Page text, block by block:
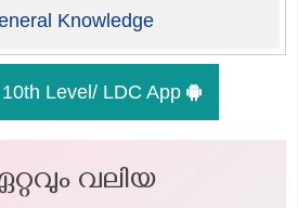
Knowledge
Level/ LDC App
വലിയ